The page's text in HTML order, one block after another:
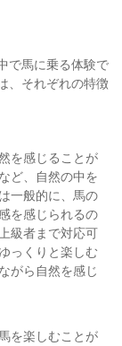
で馬に乗る体験で
、それぞれの特徴
を感じることが
ど、自然の中を
一般的に、馬の
を感じられるの
級者まで対応可
っくりと楽しむ
がら自然を感じ
を楽しむことが